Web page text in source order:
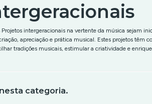
intergeracionais na vertente da música sejam
apreciação e prática musical. Estes projetos têm
tradições musicais, estimular a criatividade e
categoria.